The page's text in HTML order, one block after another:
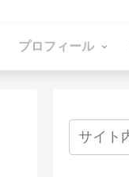
プロフィール